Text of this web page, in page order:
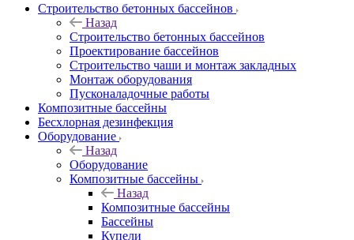
Строительство бетонных бассейнов
Назад
Строительство бетонных бассейнов
Проектирование бассейнов
Строительство чаши и монтаж закладных
Монтаж оборудования
Пусконаладочные работы
Композитные бассейны
Бесхлорная дезинфекция
Оборудование
Назад
Оборудование
Композитные бассейны
Назад
Композитные бассейны
Бассейны
Купели